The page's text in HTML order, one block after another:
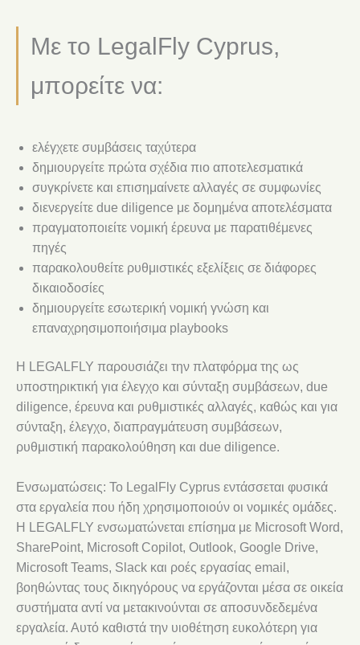
Με το LegalFly Cyprus,
μπορείτε να:
ελέγχετε συμβάσεις ταχύτερα
δημιουργείτε πρώτα σχέδια πιο αποτελεσματικά
συγκρίνετε και επισημαίνετε αλλαγές σε συμφωνίες
διενεργείτε due diligence με δομημένα αποτελέσματα
πραγματοποιείτε νομική έρευνα με παρατιθέμενες
πηγές
παρακολουθείτε ρυθμιστικές εξελίξεις σε διάφορες
δικαιοδοσίες
δημιουργείτε εσωτερική νομική γνώση και
επαναχρησιμοποιήσιμα playbooks
Η LEGALFLY παρουσιάζει την πλατφόρμα της ως
υποστηρικτική για έλεγχο και σύνταξη συμβάσεων, due
diligence, έρευνα και ρυθμιστικές αλλαγές, καθώς και για
σύνταξη, έλεγχο, διαπραγμάτευση συμβάσεων,
ρυθμιστική παρακολούθηση και due diligence.
Ενσωματώσεις: Το LegalFly Cyprus εντάσσεται φυσικά
στα εργαλεία που ήδη χρησιμοποιούν οι νομικές ομάδες.
Η LEGALFLY ενσωματώνεται επίσημα με Microsoft Word,
SharePoint, Microsoft Copilot, Outlook, Google Drive,
Microsoft Teams, Slack και ροές εργασίας email,
βοηθώντας τους δικηγόρους να εργάζονται μέσα σε οικεία
συστήματα αντί να μετακινούνται σε αποσυνδεδεμένα
εργαλεία. Αυτό καθιστά την υιοθέτηση ευκολότερη για